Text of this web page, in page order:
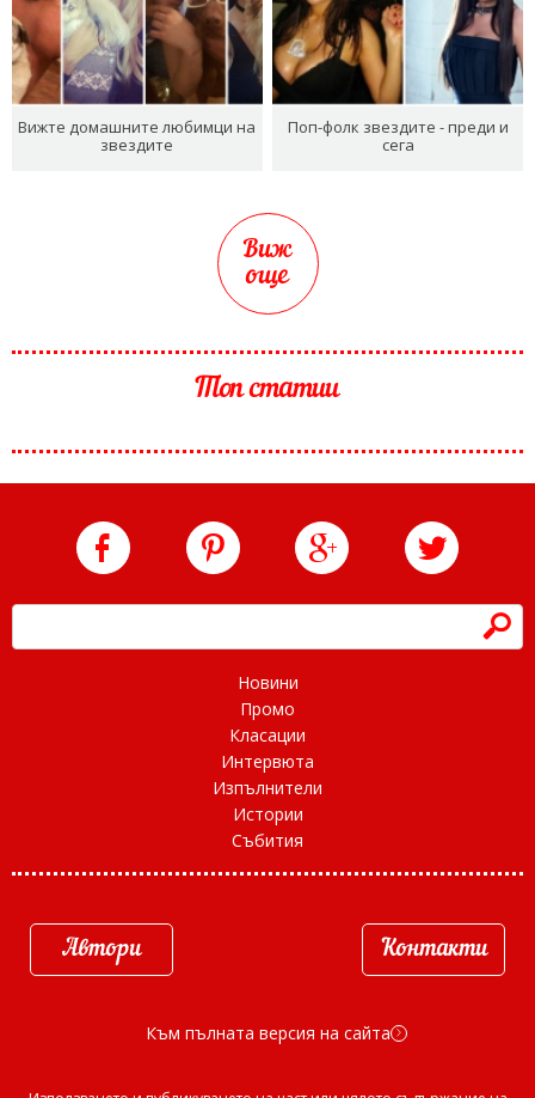
Вижте домашните любимци на
звездите
Поп-фолк звездите - преди и
сега
Виж
още
Топ статии
h
Новини
Промо
Класации
Интервюта
Изпълнители
Истории
Събития
Автори Контакти
Към пълната версия на сайта d